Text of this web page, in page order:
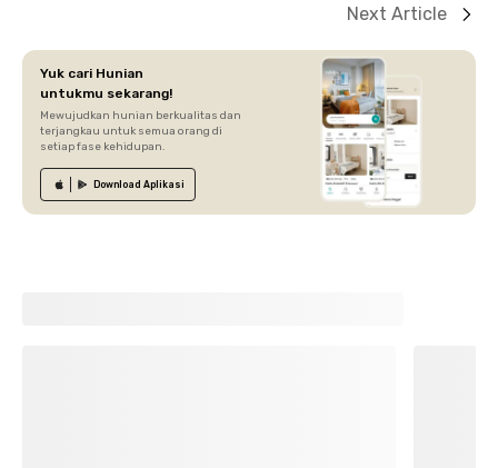
Next Article
Yuk cari Hunian
untukmu sekarang!
Mewujudkan hunian berkualitas dan
terjangkau untuk semua orang di
setiap fase kehidupan.
Download Aplikasi